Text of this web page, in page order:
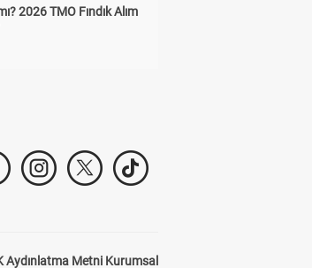
2026 TMO Fındık Alım
Aydınlatma Metni Kurumsal